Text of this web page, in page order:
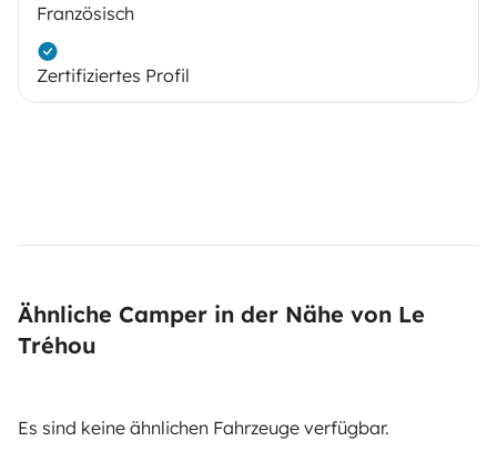
Französisch
Zertifiziertes Profil
Ähnliche Camper in der Nähe von Le
Tréhou
Es sind keine ähnlichen Fahrzeuge verfügbar.